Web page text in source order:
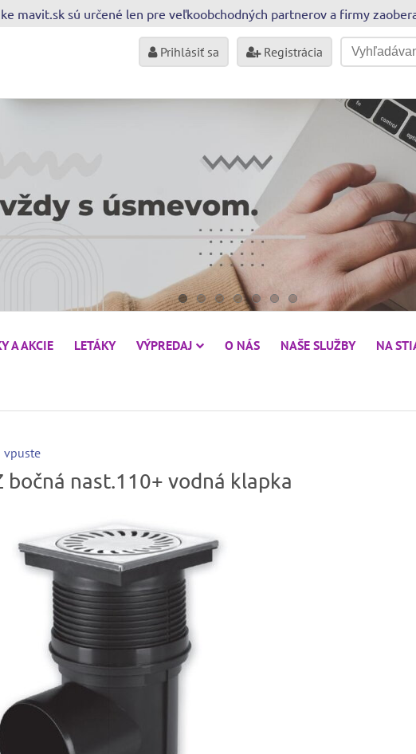
mavit.sk sú určené len pre veľkoobchodných partnerov a firmy
Prihlásiť sa Registrácia
A AKCIE LETÁKY VÝPREDAJ O NÁS NAŠE SLUŽBY NA
vpuste
bočná nast.110+ vodná klapka